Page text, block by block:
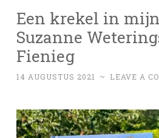
Een krekel in
Suzanne
Fienieg
14 AUGUSTUS 2021 ~ LEAVE A